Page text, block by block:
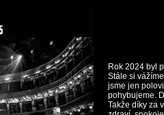
Rok 2024 byl
Stále si
jsme jen
pohybujeme.
Takže díky za